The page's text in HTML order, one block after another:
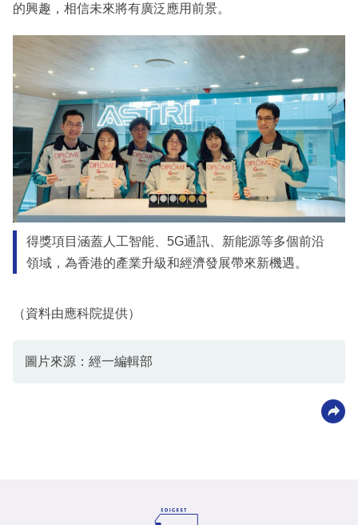
的興趣，相信未來將有廣泛應用前景。
得獎項目涵蓋人工智能、5G通訊、新能源等多個前沿
領域，為香港的產業升級和經濟發展帶來新機遇。
（資料由應科院提供）
圖片來源：經一編輯部